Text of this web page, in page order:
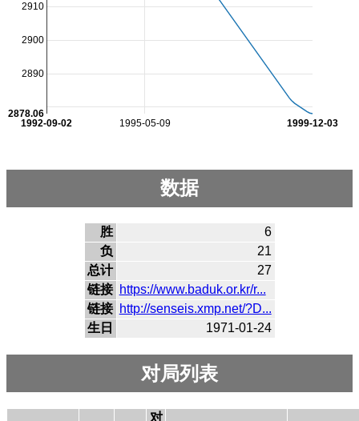
1995-05-09
1992-09-02 1999-12-03
2890
2900
2910
2878.06
数据
胜
6
负
21
总计
27
链接 https://www.baduk.or.kr/r...
链接 http://senseis.xmp.net/?D...
生日
1971-01-24
对局列表
对